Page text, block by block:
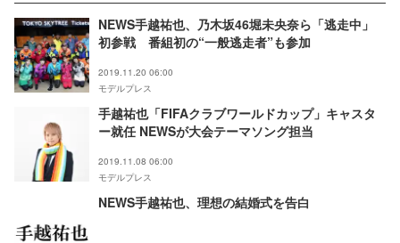
NEWS手越祐也、乃木坂46堀未央奈ら「逃走中」
初参戦 番組初の“一般逃走者”も参加
2019.11.20 06:00
モデルプレス
手越祐也「FIFAクラブワールドカップ」キャスタ
ー就任 NEWSが大会テーマソング担当
2019.11.08 06:00
モデルプレス
NEWS手越祐也、理想の結婚式を告白